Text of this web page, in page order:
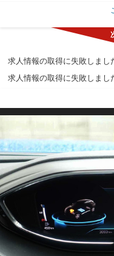
求人情報の取得に失敗しまし
求人情報の取得に失敗しまし